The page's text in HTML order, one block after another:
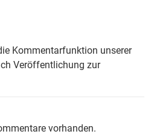
Kommentarfunktion unserer
Veröffentlichung zur
vorhanden.